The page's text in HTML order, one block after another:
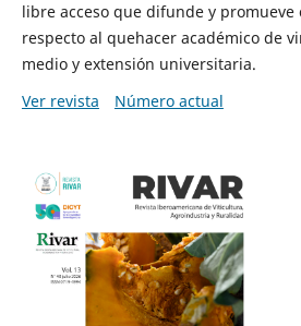
libre acceso que difunde y
respecto al quehacer académico de
medio y extensión universitaria.
Ver revista
Número actual